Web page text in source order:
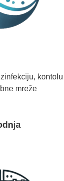
mreže